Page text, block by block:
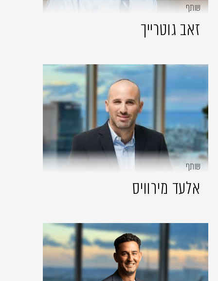
שותף
זאב גוטרייך
שותף
אלעד מירוויס